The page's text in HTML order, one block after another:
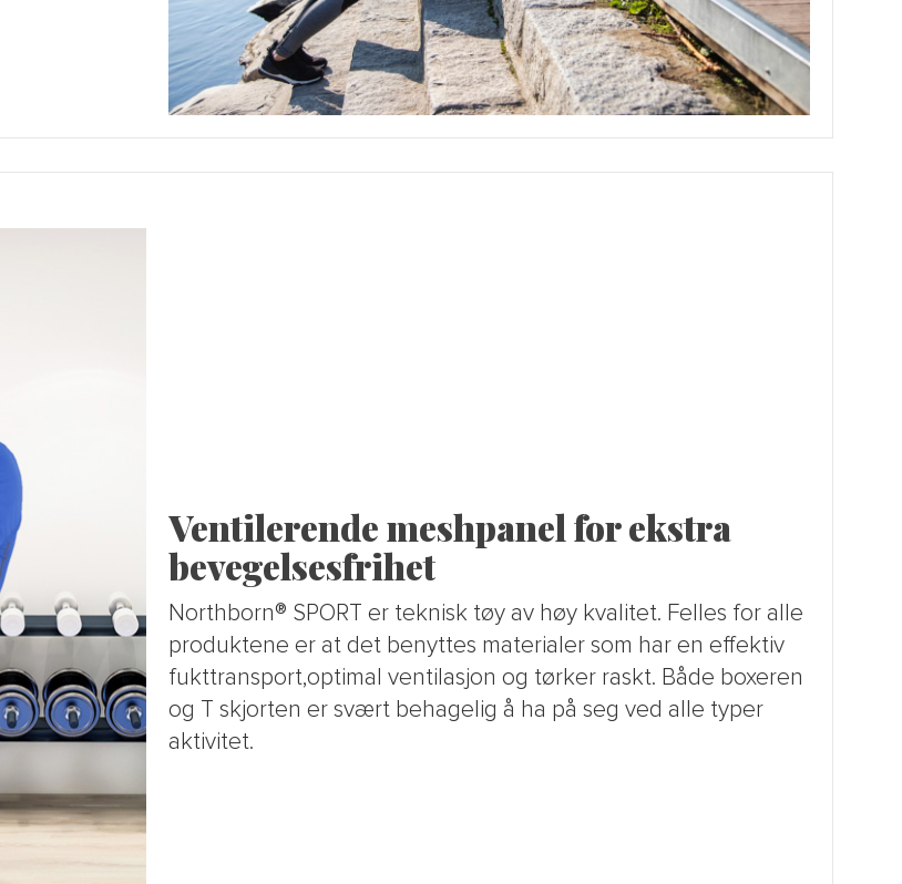
Ventilerende meshpanel for ekstra
bevegelsesfrihet
Northborn® SPORT er teknisk tøy av høy kvalitet. Felles for alle
produktene er at det benyttes materialer som har en effektiv
fukttransport,optimal ventilasjon og tørker raskt. Både boxeren
og T skjorten er svært behagelig å ha på seg ved alle typer
aktivitet.